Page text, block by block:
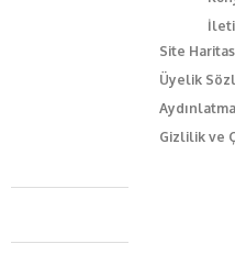
Site
Üyelik
Gizlilik ve
Caferağa Mah. Dr. Şakir
+90 543 345 46 00